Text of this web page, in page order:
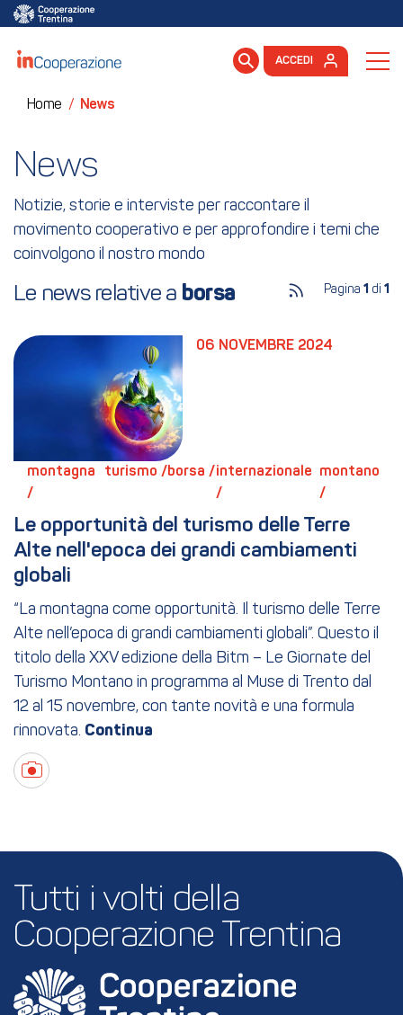
ACCEDI
Home / News
News
Notizie, storie e interviste per raccontare il
movimento cooperativo e per approfondire i temi che
coinvolgono il nostro mondo
Le news relative a borsa Pagina 1 di 1
06 NOVEMBRE 2024
montagna
/
turismo / borsa / internazionale
/
montano
/
Le opportunità del turismo delle Terre
Alte nell'epoca dei grandi cambiamenti
globali
“La montagna come opportunità. Il turismo delle Terre
Alte nell’epoca di grandi cambiamenti globali”. Questo il
titolo della XXV edizione della Bitm – Le Giornate del
Turismo Montano in programma al Muse di Trento dal
12 al 15 novembre, con tante novità e una formula
rinnovata.
Tutti i volti della
Cooperazione Trentina